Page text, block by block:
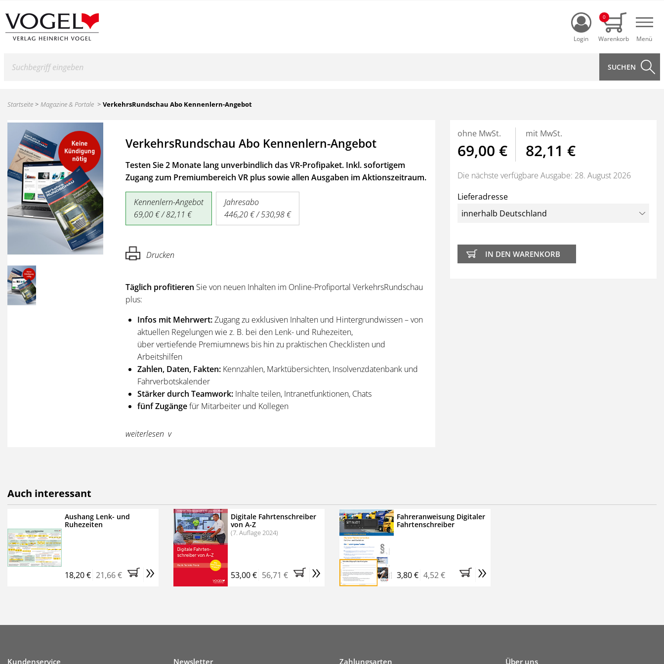
Login
0
Startseite Magazine & Portale VerkehrsRundschau Abo Kennenlern-Angebot
VerkehrsRundschau Abo Kennenlern-Angebot
Testen Sie 2 Monate lang unverbindlich das VR-Profipaket. Inkl. sofortigem
Zugang zum Premiumbereich VR plus sowieallen Ausgaben im Aktionszeitraum.
Kennenlern-Angebot
69,00 € / 82,11 €
Jahresabo
446,20 € / 530,98 €
Drucken
Täglich profitieren Sie von neuen Inhalten im Online-Profiportal VerkehrsRundschau
plus:
Infos mit Mehrwert:Zugang zu exklusiven Inhalten und Hintergrundwissen – von
aktuellen Regelungen wie z. B. bei den Lenk- und Ruhezeiten,
über vertiefende Premiumnews bis hin zu praktischen Checklisten und
Arbeitshilfen
Zahlen, Daten, Fakten: Kennzahlen, Marktübersichten, Insolvenzdatenbank und
Fahrverbotskalender
Stärker durch Teamwork: Inhalte teilen, Intranetfunktionen, Chats
fünf Zugängefür Mitarbeiter und Kollegen
Sie erhaltenalle Ausgaben
Kostenfreie Online-Seminare
Bestellen Sie jetzt das VerkehrsRundschau Profipaket im Kennenlern-Abo für zwei
Monate (inkl. der derzeitig gesetzlichen MwSt. und Versandkosten).Nach 2 Monaten
brauchen Sie nichts weiter tun, das Abonnement endet automatisch, es
entstehen keine weiteren Verpflichtungen.
weiterlesen
ohne MwSt.
69,00 €
mit MwSt.
82,11 €
Die nächste verfügbare Ausgabe: 28. August 2026
Lieferadresse
Auch interessant
Aushang Lenk- und
Ruhezeiten
18,20 € 21,66 € »
Digitale Fahrtenschreiber
von A-Z
(7. Auflage 2024)
53,00 € 56,71 € »
Fahreranweisung Digitaler
Fahrtenschreiber
3,80 € 4,52 € »
Kundenservice Newsletter Zahlungsarten Über uns